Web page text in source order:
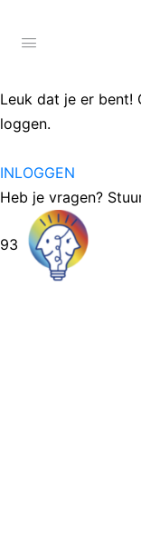
Leuk dat je er bent!
loggen.
INLOGGEN
Heb je vragen?
93